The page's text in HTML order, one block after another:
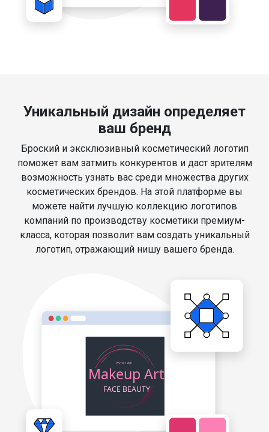
Уникальный дизайн определяет
ваш бренд
Броский и эксклюзивный косметический логотип
поможет вам затмить конкурентов и даст зрителям
возможность узнать вас среди множества других
косметических брендов. На этой платформе вы
можете найти лучшую коллекцию логотипов
компаний по производству косметики премиум-
класса, которая позволит вам создать уникальный
логотип, отражающий нишу вашего бренда.